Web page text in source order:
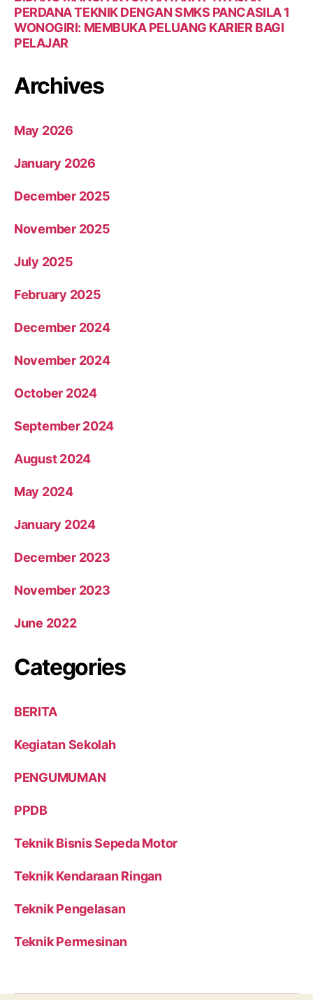
PERDANA TEKNIK DENGAN SMKS PANCASILA 1
WONOGIRI: MEMBUKA PELUANG KARIER BAGI
PELAJAR
Archives
May 2026
January 2026
December 2025
November 2025
July 2025
February 2025
December 2024
November 2024
October 2024
September 2024
August 2024
May 2024
January 2024
December 2023
November 2023
June 2022
Categories
BERITA
Kegiatan Sekolah
PENGUMUMAN
PPDB
Teknik Bisnis Sepeda Motor
Teknik Kendaraan Ringan
Teknik Pengelasan
Teknik Permesinan